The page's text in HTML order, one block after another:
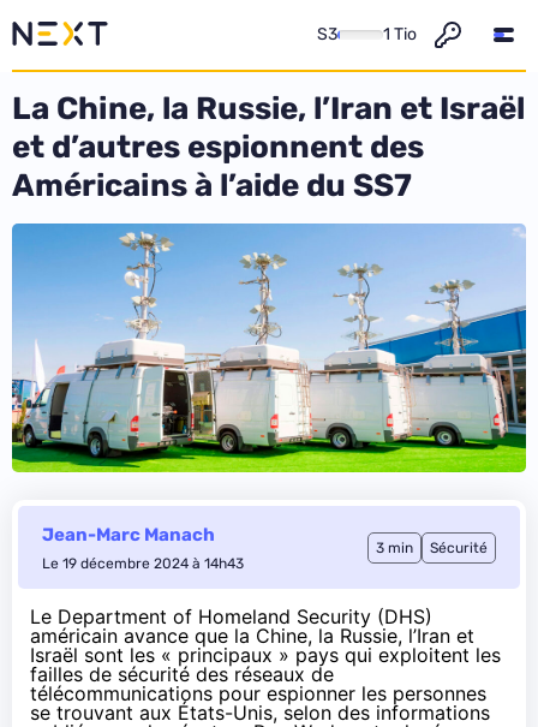
S3 1 Tio
La Chine, la Russie, l’Iran et Israël
et d’autres espionnent des
Américains à l’aide du SS7
Jean-Marc Manach
Le 19 décembre 2024 à 14h43
3 min Sécurité
Le Department of Homeland Security (DHS)
américain avance que la Chine, la Russie, l’Iran et
Israël sont les « principaux » pays qui exploitent les
failles de sécurité des réseaux de
télécommunications pour espionner les personnes
se trouvant aux États-Unis, selon des informations